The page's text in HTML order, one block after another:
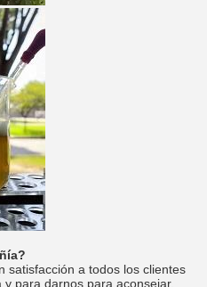
satisfacción a todos los clientes
para darnos para aconsejar.